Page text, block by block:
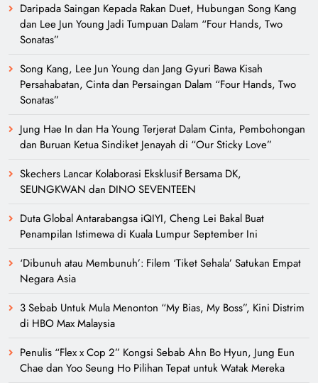
Daripada Saingan Kepada Rakan Duet, Hubungan Song Kang
dan Lee Jun Young Jadi Tumpuan Dalam “Four Hands, Two
Sonatas”
Song Kang, Lee Jun Young dan Jang Gyuri Bawa Kisah
Persahabatan, Cinta dan Persaingan Dalam “Four Hands, Two
Sonatas”
Jung Hae In dan Ha Young Terjerat Dalam Cinta, Pembohongan
dan Buruan Ketua Sindiket Jenayah di “Our Sticky Love”
Skechers Lancar Kolaborasi Eksklusif Bersama DK,
SEUNGKWAN dan DINO SEVENTEEN
Duta Global Antarabangsa iQIYI, Cheng Lei Bakal Buat
Penampilan Istimewa di Kuala Lumpur September Ini
‘Dibunuh atau Membunuh’: Filem ‘Tiket Sehala’ Satukan Empat
Negara Asia
3 Sebab Untuk Mula Menonton “My Bias, My Boss”, Kini Distrim
di HBO Max Malaysia
Penulis “Flex x Cop 2” Kongsi Sebab Ahn Bo Hyun, Jung Eun
Chae dan Yoo Seung Ho Pilihan Tepat untuk Watak Mereka